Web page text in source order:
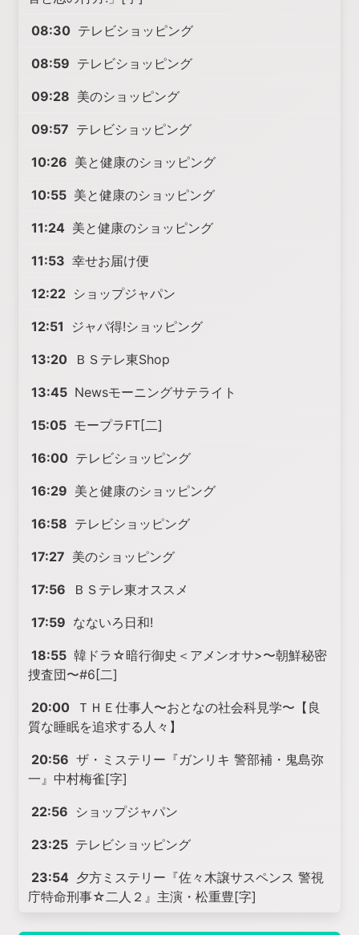
08:30 テレビショッピング
08:59 テレビショッピング
09:28 美のショッピング
09:57 テレビショッピング
10:26 美と健康のショッピング
10:55 美と健康のショッピング
11:24 美と健康のショッピング
11:53 幸せお届け便
12:22 ショップジャパン
12:51 ジャパ得!ショッピング
13:20 ＢＳテレ東Shop
13:45 Newsモーニングサテライト
15:05 モープラFT[二]
16:00 テレビショッピング
16:29 美と健康のショッピング
16:58 テレビショッピング
17:27 美のショッピング
17:56 ＢＳテレ東オススメ
17:59 なないろ日和!
18:55 韓ドラ☆暗行御史＜アメンオサ>〜朝鮮秘密
捜査団〜#6[二]
20:00
ＴＨＥ仕事人〜おとなの社会科見学〜【良
質な睡眠を追求する人々】
20:56 ザ・ミステリー『ガンリキ 警部補・鬼島弥
一』中村梅雀[字]
22:56 ショップジャパン
23:25 テレビショッピング
23:54 夕方ミステリー『佐々木譲サスペンス 警視
庁特命刑事☆二人２』主演・松重豊[字]